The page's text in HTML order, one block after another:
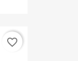
favorite_border